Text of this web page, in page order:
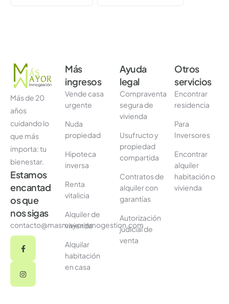
Más de 20
años
cuidando lo
que más
importa: tu
bienestar.
Estamos
encantad
os que
nos sigas
contacto@masmayorinmogestion.com
Más
ingresos
Vende casa
urgente
Nuda
propiedad
Hipoteca
inversa
Renta
vitalicia
Alquiler de
vivienda
Alquilar
habitación
en casa
Ayuda
legal
Compraventa
segura de
vivienda
Usufructo y
propiedad
compartida
Contratos de
alquiler con
garantías
Autorización
judicial de
venta
Otros
servicios
Encontrar
residencia
Para
Inversores
Encontrar
alquiler
habitación o
vivienda